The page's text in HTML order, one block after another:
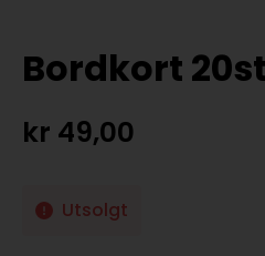
Bordkort
kr 49,00
Utsolgt